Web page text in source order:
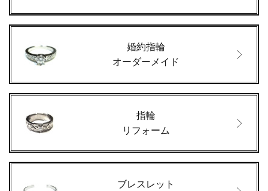
婚約指輪
オーダーメイド
指輪
リフォーム
ブレスレット